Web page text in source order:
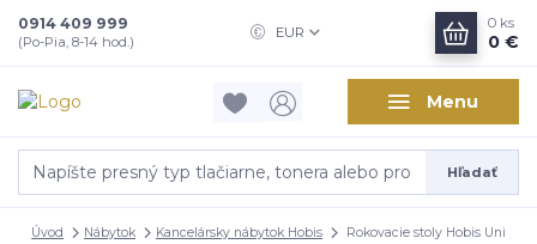
Menu
EUR
Hľadať
0914 409 999
(Po-Pia, 8-14 hod.)
0 ks
0 €
Úvod Nábytok Kancelársky nábytok Hobis Rokovacie stoly Hobis Uni